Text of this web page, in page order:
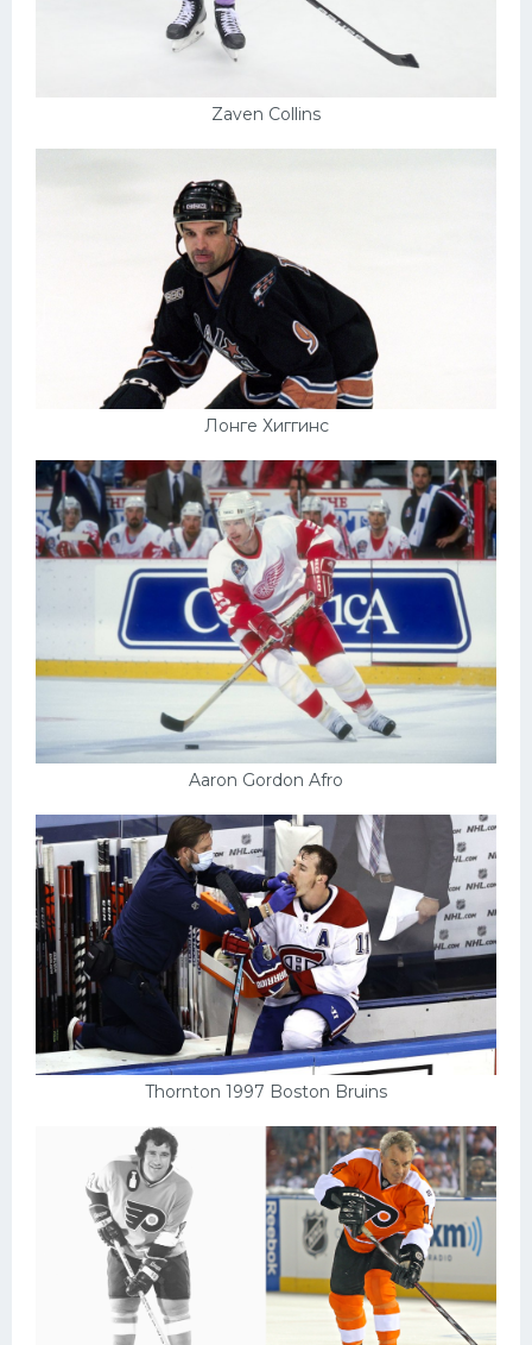
Zaven Collins
Лонге Хиггинс
Aaron Gordon Afro
Thornton 1997 Boston Bruins